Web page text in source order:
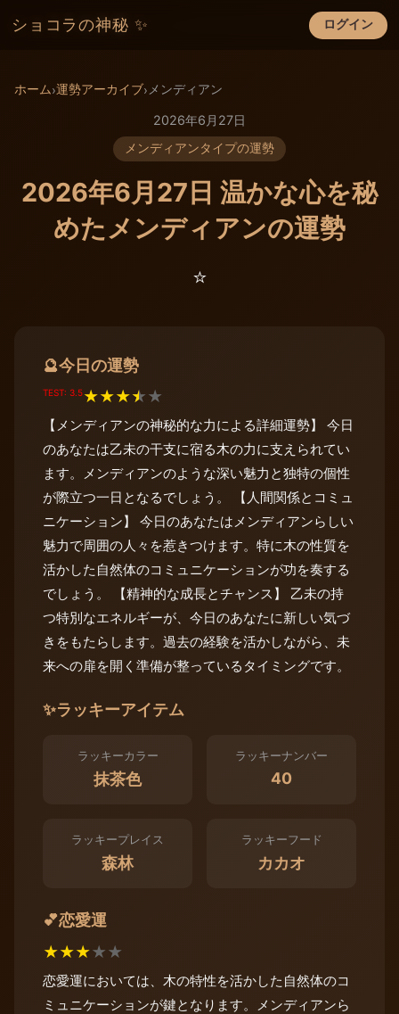
ショコラの神秘 ✨ ログイン
×
ホーム›運勢アーカイブ› メンディアン
2026年6月27日
メンディアンタイプの運勢
2026年6月27日 温かな心を秘
めたメンディアンの運勢
⭐️
🔮今日の運勢
TEST: 3.5★★★★★
【メンディアンの神秘的な力による詳細運勢】 今日
のあなたは乙未の干支に宿る木の力に支えられてい
ます。メンディアンのような深い魅力と独特の個性
が際立つ一日となるでしょう。 【人間関係とコミュ
ニケーション】 今日のあなたはメンディアンらしい
魅力で周囲の人々を惹きつけます。特に木の性質を
活かした自然体のコミュニケーションが功を奏する
でしょう。 【精神的な成長とチャンス】 乙未の持
つ特別なエネルギーが、今日のあなたに新しい気づ
きをもたらします。過去の経験を活かしながら、未
来への扉を開く準備が整っているタイミングです。
✨ラッキーアイテム
ラッキーカラー
抹茶色
ラッキーナンバー
40
ラッキープレイス
森林
ラッキーフード
カカオ
💕恋愛運
★★★★★
恋愛運においては、木の特性を活かした自然体のコ
ミュニケーションが鍵となります。メンディアンら